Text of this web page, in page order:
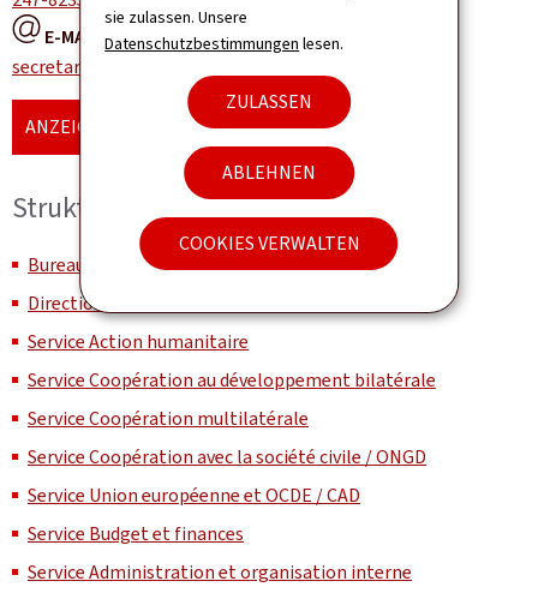
sie zulassen. Unsere
Datenschutzbestimmungen lesen.
ZULASSEN
ABLEHNEN
COOKIES VERWALTEN
E-MAIL:
secretariat.d5@mae.etat.lu
ANZEIGE DER KARTE
Struktur und Organisation
Bureau du Ministre
Direction
Service Action humanitaire
Service Coopération au développement bilatérale
Service Coopération multilatérale
Service Coopération avec la société civile / ONGD
Service Union européenne et OCDE / CAD
Service Budget et finances
Service Administration et organisation interne